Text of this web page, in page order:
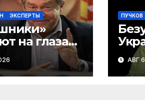
ЭКСПЕРТЫ
на глазах!
что
скрывает за
ПУЧКОВ
США
АВГ